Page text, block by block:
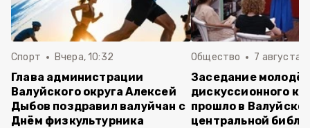
Спорт Вчера, 10:32
Глава администрации
Валуйского округа Алексей
Дыбов поздравил валуйчан с
Днём физкультурника
Общество 7 августа ,
Заседание
дискуссионного
прошло в
центральной